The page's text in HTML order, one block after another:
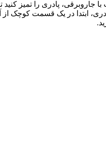
جاروبرقی، پادری را تمیز
ابتدا در یک قسمت کوچک